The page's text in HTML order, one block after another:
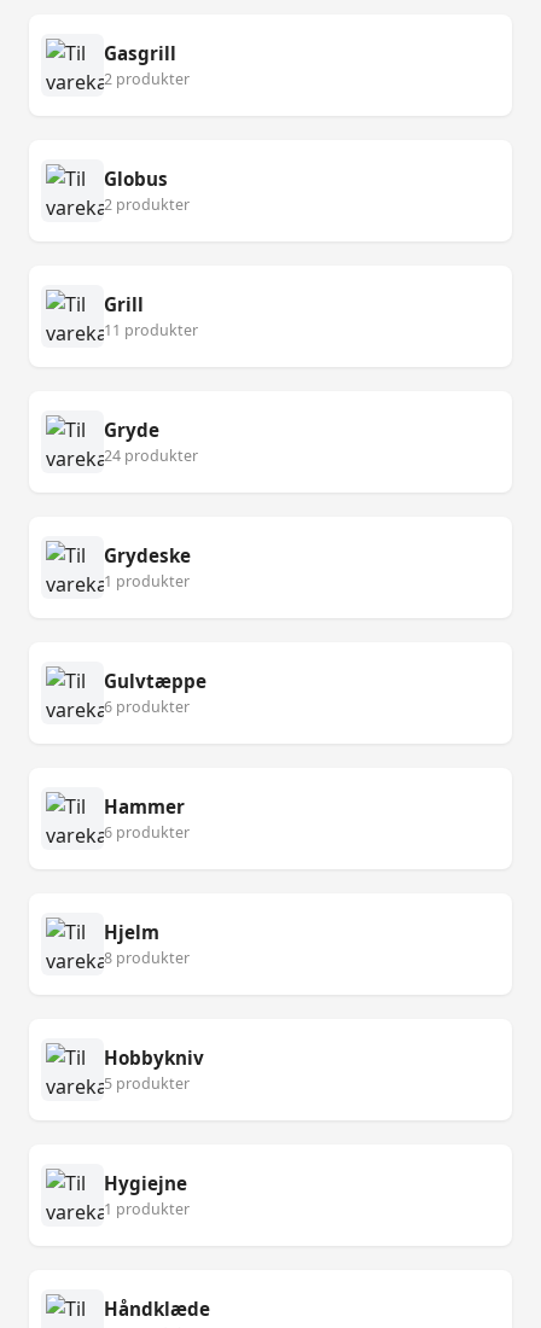
Gasgrill
2 produkter
Globus
2 produkter
Grill
11 produkter
Gryde
24 produkter
Grydeske
1 produkter
Gulvtæppe
6 produkter
Hammer
6 produkter
Hjelm
8 produkter
Hobbykniv
5 produkter
Hygiejne
1 produkter
Håndklæde